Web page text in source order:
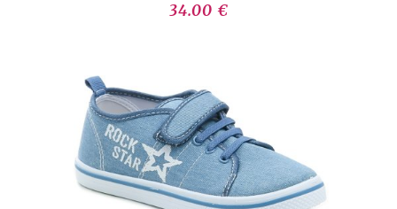
34.00 €